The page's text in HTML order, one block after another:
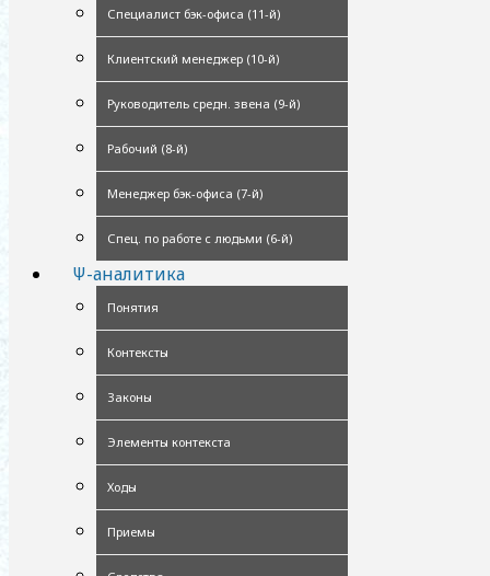
Специалист бэк-офиса (11-й)
Клиентский менеджер (10-й)
Руководитель средн. звена (9-й)
Рабочий (8-й)
Менеджер бэк-офиса (7-й)
Спец. по работе с людьми (6-й)
Ψ-аналитика
Понятия
Контексты
Законы
Элементы контекста
Ходы
Приемы